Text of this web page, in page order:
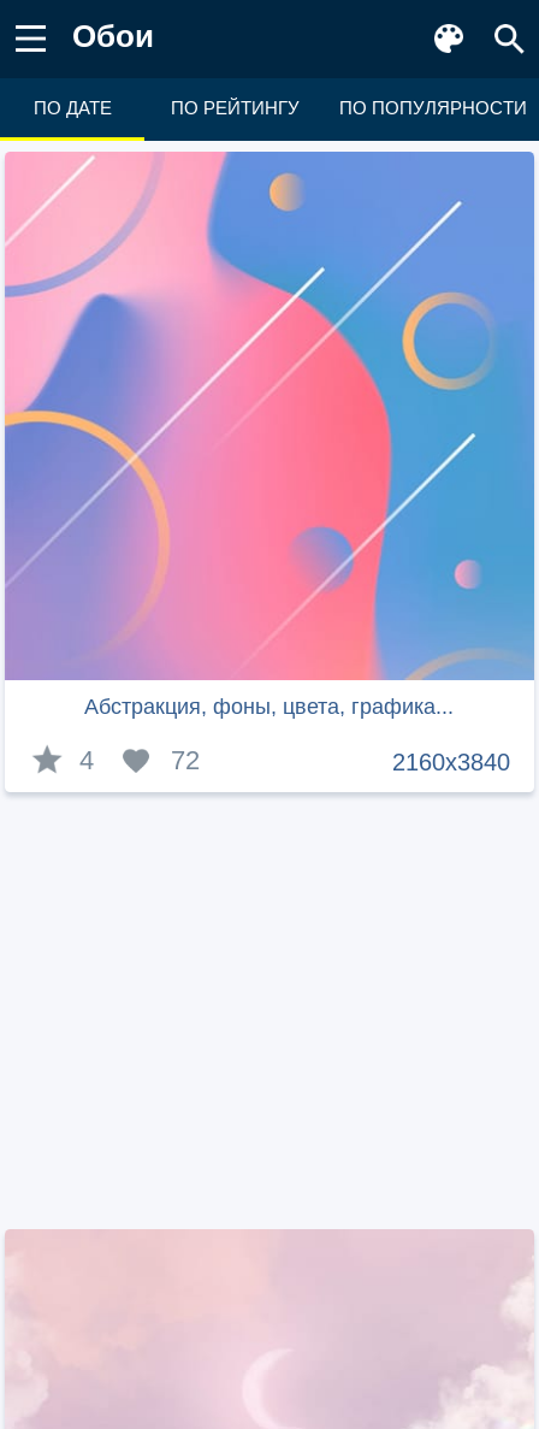
Обои
ПО ДАТЕ ПО РЕЙТИНГУ ПО ПОПУЛЯРНОСТИ
Абстракция, фоны, цвета, графика...
2160x3840
4 72